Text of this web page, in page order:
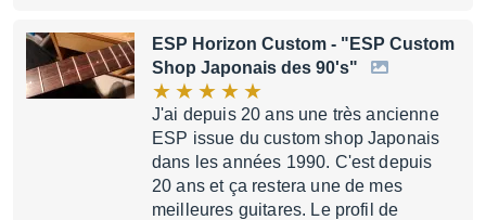
ESP Horizon Custom - "ESP Custom
Shop Japonais des 90's"
J'ai depuis 20 ans une très ancienne
ESP issue du custom shop Japonais
dans les années 1990. C'est depuis
20 ans et ça restera une de mes
meilleures guitares. Le profil de